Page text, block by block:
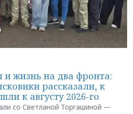
и жизнь на два фронта:
рассказали, к
к августу 2026-го
со Светланой Торгашиной —